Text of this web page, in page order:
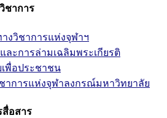
ชาการ
งวิชาการแห่งจุฬาฯ
ละการล่ามเฉลิมพระเกียรติ
พื่อประชาชน
าการแห่งจุฬาลงกรณ์มหาวิทยาลัย
สื่อสาร